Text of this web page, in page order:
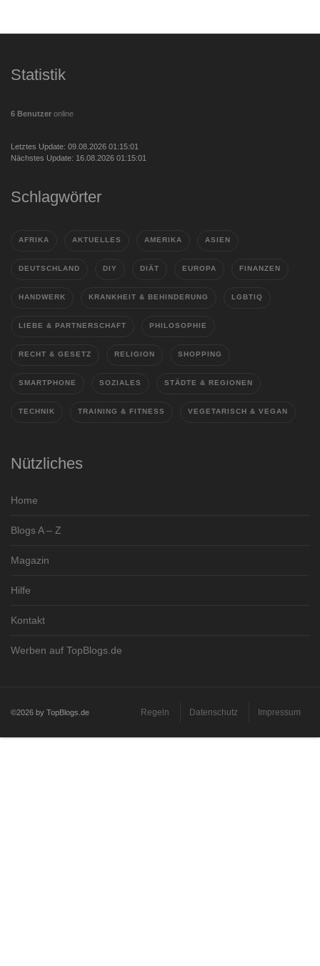
Statistik
6 Benutzer online
Letztes Update: 09.08.2026 01:15:01
Nächstes Update: 16.08.2026 01:15:01
Schlagwörter
AFRIKA AKTUELLES AMERIKA ASIEN
DEUTSCHLAND DIY DIÄT EUROPA FINANZEN
HANDWERK KRANKHEIT & BEHINDERUNG LGBTIQ
LIEBE & PARTNERSCHAFT PHILOSOPHIE
RECHT & GESETZ RELIGION SHOPPING
SMARTPHONE SOZIALES STÄDTE & REGIONEN
TECHNIK TRAINING & FITNESS VEGETARISCH & VEGAN
Nützliches
Home
Blogs A – Z
Magazin
Hilfe
Kontakt
Werben auf TopBlogs.de
©2026 by TopBlogs.de Regeln Datenschutz Impressum